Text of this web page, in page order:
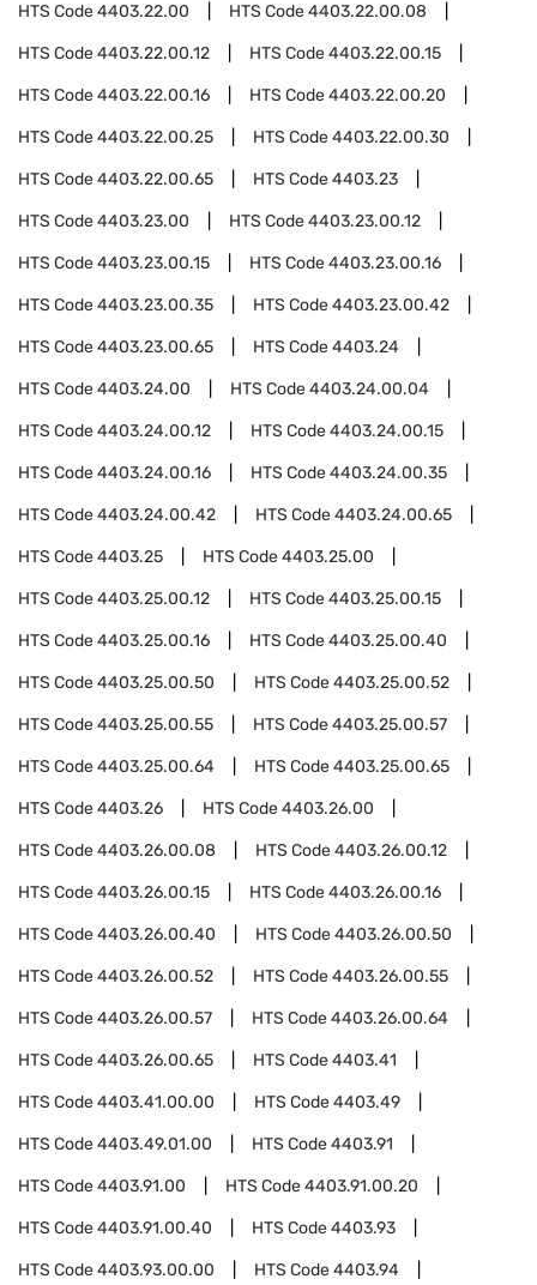
HTS Code4403.22.00 HTS Code4403.22.00.08
HTS Code4403.22.00.12 HTS Code4403.22.00.15
HTS Code4403.22.00.16 HTS Code4403.22.00.20
HTS Code4403.22.00.25 HTS Code4403.22.00.30
HTS Code4403.22.00.65 HTS Code4403.23
HTS Code4403.23.00 HTS Code4403.23.00.12
HTS Code4403.23.00.15 HTS Code4403.23.00.16
HTS Code4403.23.00.35 HTS Code4403.23.00.42
HTS Code4403.23.00.65 HTS Code4403.24
HTS Code4403.24.00 HTS Code4403.24.00.04
HTS Code4403.24.00.12 HTS Code4403.24.00.15
HTS Code4403.24.00.16 HTS Code4403.24.00.35
HTS Code4403.24.00.42 HTS Code4403.24.00.65
HTS Code4403.25 HTS Code4403.25.00
HTS Code4403.25.00.12 HTS Code4403.25.00.15
HTS Code4403.25.00.16 HTS Code4403.25.00.40
HTS Code4403.25.00.50 HTS Code4403.25.00.52
HTS Code4403.25.00.55 HTS Code4403.25.00.57
HTS Code4403.25.00.64 HTS Code4403.25.00.65
HTS Code4403.26 HTS Code4403.26.00
HTS Code4403.26.00.08 HTS Code4403.26.00.12
HTS Code4403.26.00.15 HTS Code4403.26.00.16
HTS Code4403.26.00.40 HTS Code4403.26.00.50
HTS Code4403.26.00.52 HTS Code4403.26.00.55
HTS Code4403.26.00.57 HTS Code4403.26.00.64
HTS Code4403.26.00.65 HTS Code4403.41
HTS Code4403.41.00.00 HTS Code4403.49
HTS Code4403.49.01.00 HTS Code4403.91
HTS Code4403.91.00 HTS Code4403.91.00.20
HTS Code4403.91.00.40 HTS Code4403.93
HTS Code4403.93.00.00 HTS Code4403.94